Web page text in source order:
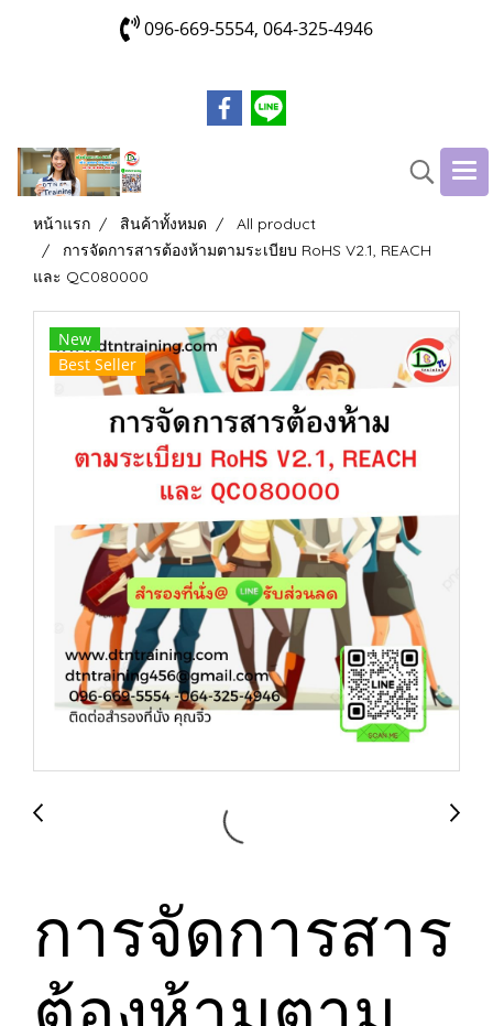
096-669-5554, 064-325-4946
หน้าแรก สินค้าทั้งหมด
All product
การจัดการสารต้องห้ามตามระเบียบ RoHS V2.1, REACH
และ QC080000
New
Best Seller
การจัดการสาร